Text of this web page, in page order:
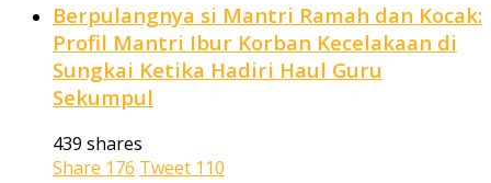
Berpulangnya si Mantri Ramah dan Kocak:
Profil Mantri Ibur Korban Kecelakaan di
Sungkai Ketika Hadiri Haul Guru
Sekumpul
439 shares
Share 176 Tweet 110